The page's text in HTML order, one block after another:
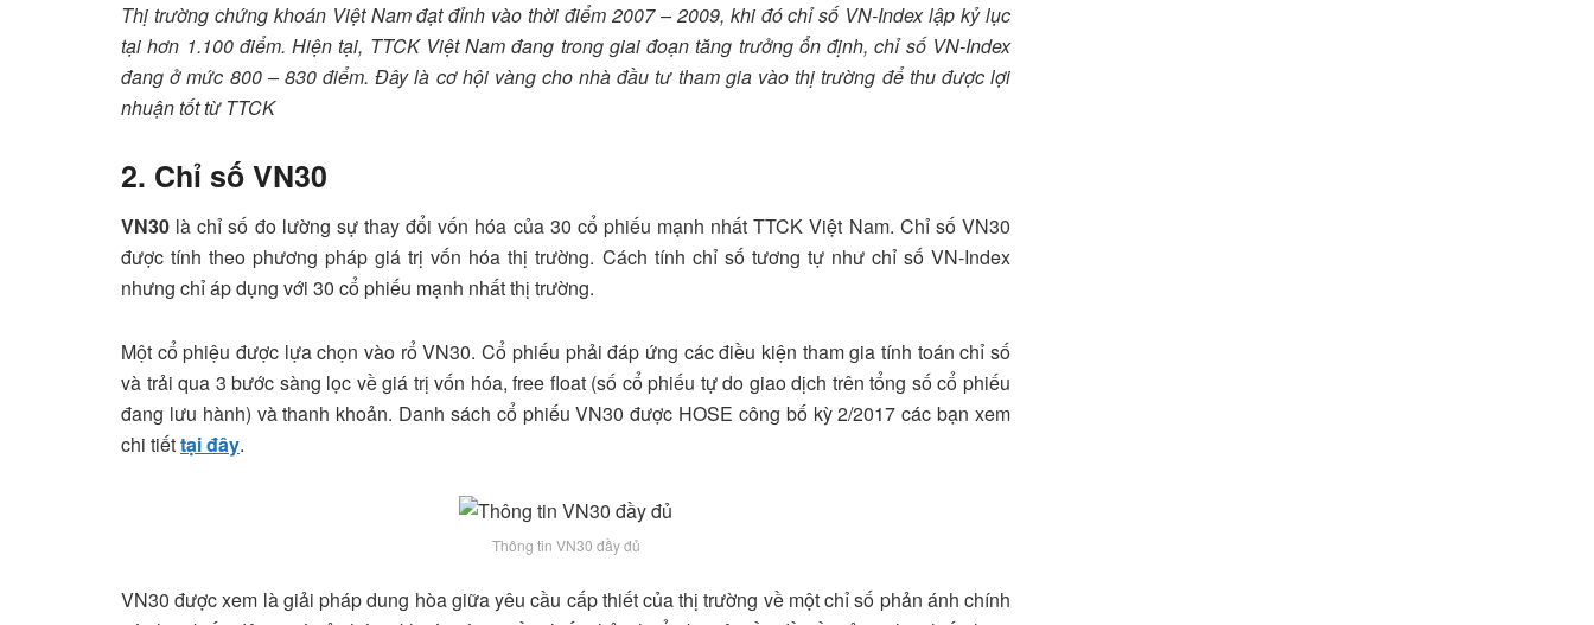
Thị trường chứng khoán Việt Nam đạt đỉnh vào thời điểm 2007 – 2009, khi đó chỉ số VN-Index lập kỷ lục
tại hơn 1.100 điểm. Hiện tại, TTCK Việt Nam đang trong giai đoạn tăng trưởng ổn định, chỉ số VN-Index
đang ở mức 800 – 830 điểm. Đây là cơ hội vàng cho nhà đầu tư tham gia vào thị trường để thu được lợi
nhuận tốt từ TTCK
2. Chỉ số VN30
VN30 là chỉ số đo lường sự thay đổi vốn hóa của 30 cổ phiếu mạnh nhất TTCK Việt Nam. Chỉ số VN30
được tính theo phương pháp giá trị vốn hóa thị trường. Cách tính chỉ số tương tự như chỉ số VN-Index
nhưng chỉ áp dụng với 30 cổ phiếu mạnh nhất thị trường.
Một cổ phiệu được lựa chọn vào rổ VN30. Cổ phiếu phải đáp ứng các điều kiện tham gia tính toán chỉ số
và trải qua 3 bước sàng lọc về giá trị vốn hóa, free float (số cổ phiếu tự do giao dịch trên tổng số cổ phiếu
đang lưu hành) và thanh khoản. Danh sách cổ phiếu VN30 được HOSE công bố kỳ 2/2017 các bạn xem
chi tiếttại đây.
Thông tin VN30 đầy đủ
VN30 được xem là giải pháp dung hòa giữa yêu cầu cấp thiết của thị trường về một chỉ số phản ánh chính